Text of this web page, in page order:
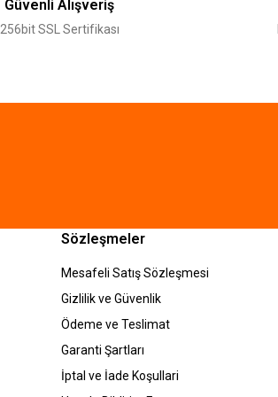
Güvenli Alışveriş
256bit SSL Sertifikası
Sözleşmeler
Mesafeli Satış Sözleşmesi
Gizlilik ve Güvenlik
Ödeme ve Teslimat
Garanti Şartları
İptal ve İade Koşullari